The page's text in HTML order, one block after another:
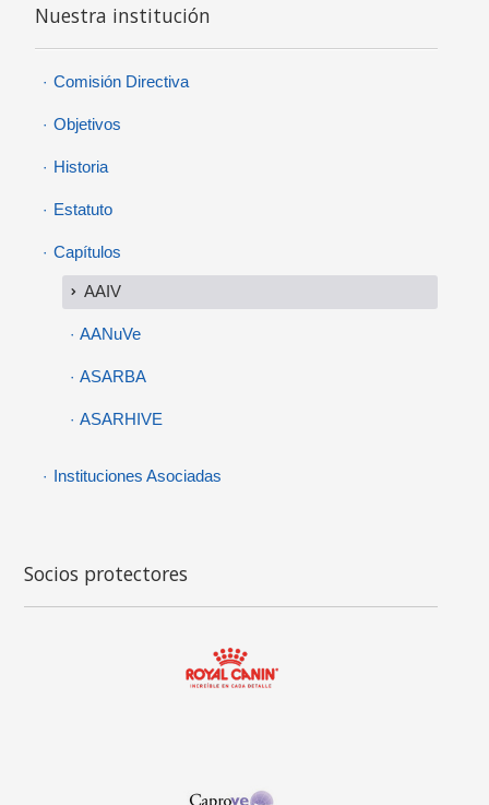
Nuestra institución
Comisión Directiva
Objetivos
Historia
Estatuto
Capítulos
AAIV
AANuVe
ASARBA
ASARHIVE
Instituciones Asociadas
Socios protectores